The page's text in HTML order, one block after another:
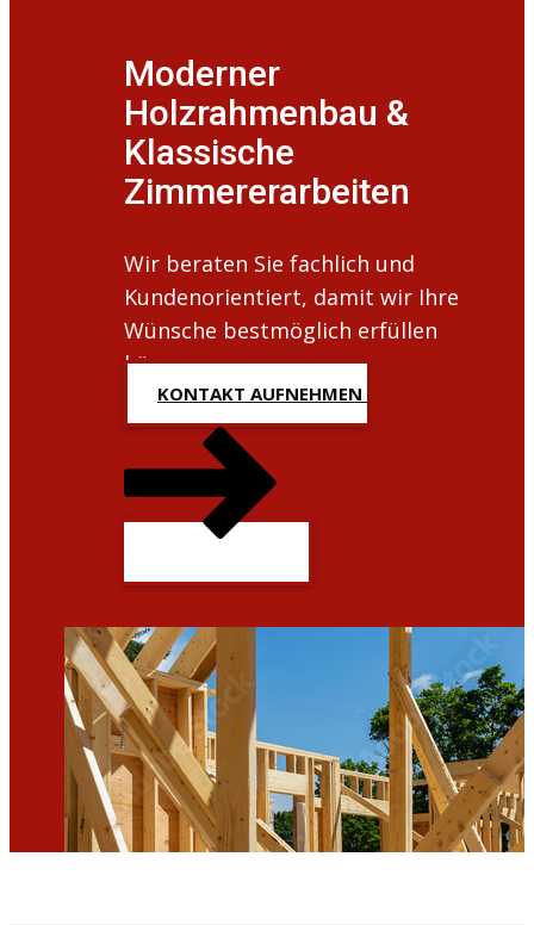
Moderner
Holzrahmenbau &
Klassische
Zimmererarbeiten
Wir beraten Sie fachlich und
Kundenorientiert, damit wir Ihre
Wünsche bestmöglich erfüllen
können.
KONTAKT AUFNEHMEN